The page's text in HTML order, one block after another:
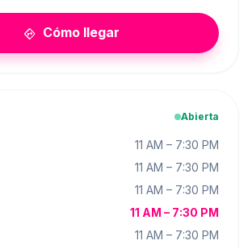
directions Cómo llegar
Abierta
11 AM – 7:30 PM
11 AM – 7:30 PM
11 AM – 7:30 PM
11 AM – 7:30 PM
11 AM – 7:30 PM